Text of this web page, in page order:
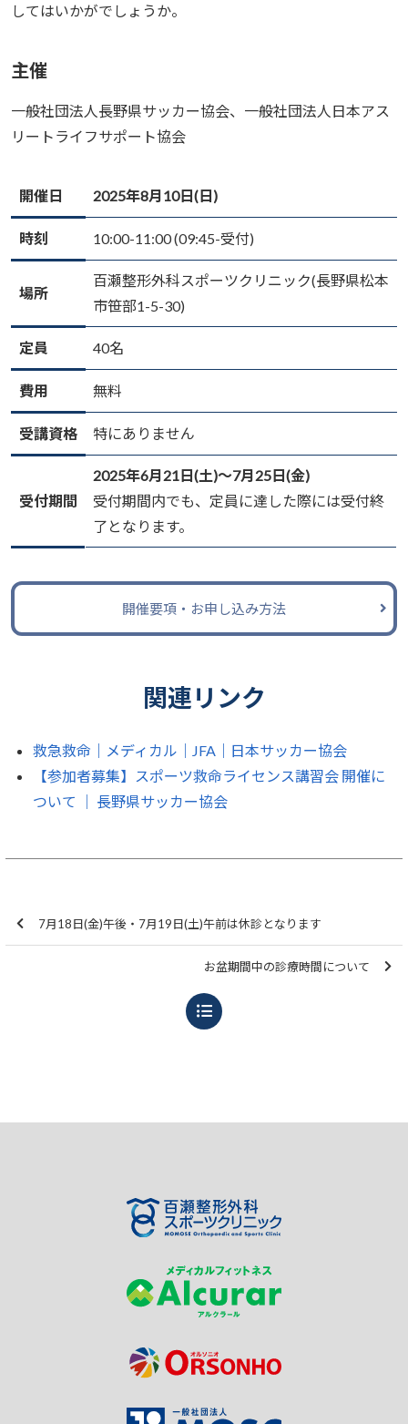
してはいかがでしょうか。
主催
一般社団法人長野県サッカー協会、一般社団法人日本アス
リートライフサポート協会
開催日 2025年8月10日(日)
時刻 10:00-11:00 (09:45-受付)
場所
百瀬整形外科スポーツクリニック(長野県松本
市笹部1-5-30)
定員 40名
費用 無料
受講資格 特にありません
受付期間
2025年6月21日(土)〜7月25日(金)
受付期間内でも、定員に達した際には受付終
了となります。
開催要項・お申し込み方法
関連リンク
救急救命｜メディカル｜JFA｜日本サッカー協会
【参加者募集】スポーツ救命ライセンス講習会 開催に
ついて │ 長野県サッカー協会
7月18日(金)午後・7月19日(土)午前は休診となります
お盆期間中の診療時間について